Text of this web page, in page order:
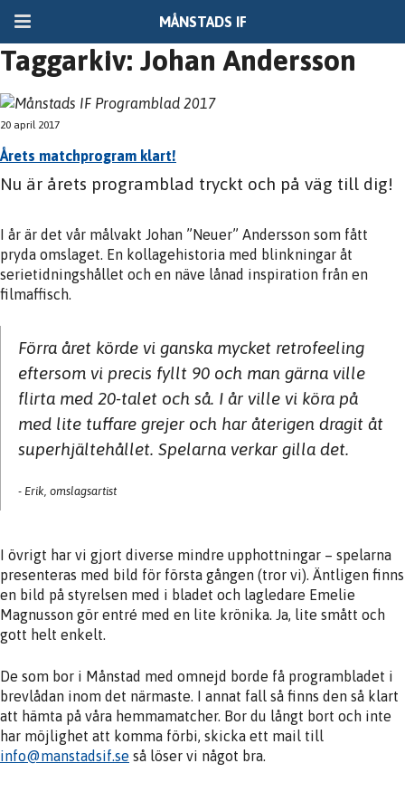
MÅNSTADS IF
Taggarkiv: Johan Andersson
20 april 2017
Årets matchprogram klart!
Nu är årets programblad tryckt och på väg till dig!
I år är det vår målvakt Johan ”Neuer” Andersson som fått
pryda omslaget. En kollagehistoria med blinkningar åt
serietidningshållet och en näve lånad inspiration från en
filmaffisch.
Förra året körde vi ganska mycket retrofeeling
eftersom vi precis fyllt 90 och man gärna ville
flirta med 20-talet och så. I år ville vi köra på
med lite tuffare grejer och har återigen dragit åt
superhjältehållet. Spelarna verkar gilla det.
Erik, omslagsartist
I övrigt har vi gjort diverse mindre upphottningar – spelarna
presenteras med bild för första gången (tror vi). Äntligen finns
en bild på styrelsen med i bladet och lagledare Emelie
Magnusson gör entré med en lite krönika. Ja, lite smått och
gott helt enkelt.
De som bor i Månstad med omnejd borde få programbladet i
brevlådan inom det närmaste. I annat fall så finns den så klart
att hämta på våra hemmamatcher. Bor du långt bort och inte
har möjlighet att komma förbi, skicka ett mail till
info@manstadsif.se så löser vi något bra.